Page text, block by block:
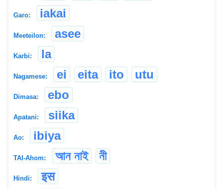
Garo: iakai
Meeteilon: asee
Karbi: la
Nagamese: ei eita ito utu
Dimasa: ebo
Apatani: siika
Ao: ibiya
TAI-Ahom: আন নাই নী
Hindi: इस